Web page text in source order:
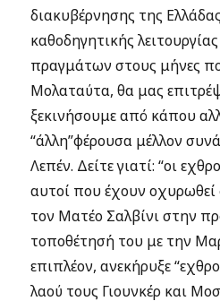
διακυβέρνησης της
καθοδηγητικής
πραγμάτων στους μήνες
Μολαταύτα, θα μας
ξεκινήσουμε από κάπου
“άλλη”φέρουσα μέλλον
Λεπέν. Δείτε γιατί: “οι
αυτοί που έχουν οχυρωθεί
τον Ματέο Σαλβίνι στην
τοποθέτησή του με την
επιπλέον, ανεκήρυξε
λαού τους Γιουνκέρ και